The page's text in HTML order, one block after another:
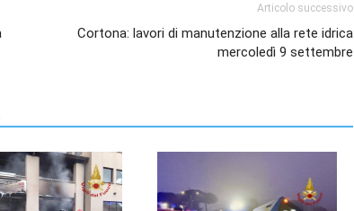
Articolo successivo
Cortona: lavori di manutenzione alla rete idrica
mercoledì 9 settembre